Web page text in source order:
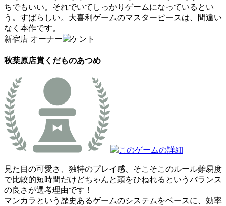
ちでもいい。それでいてしっかりゲームになっているとい
う。すばらしい。大喜利ゲームのマスターピースは、間違い
なく本作です。
新宿店 オーナー
ケント
秋葉原店賞 くだものあつめ
このゲームの詳細
見た目の可愛さ、独特のプレイ感、そこそこのルール難易度
で比較的短時間だけどちゃんと頭をひねれるというバランス
の良さが選考理由です！
マンカラという歴史あるゲームのシステムをベースに、効率